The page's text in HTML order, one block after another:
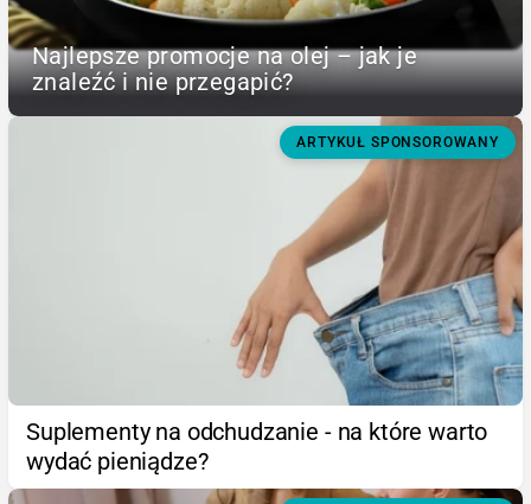
Najlepsze promocje na olej – jak je
znaleźć i nie przegapić?
ARTYKUŁ SPONSOROWANY
Suplementy na odchudzanie - na które warto
wydać pieniądze?